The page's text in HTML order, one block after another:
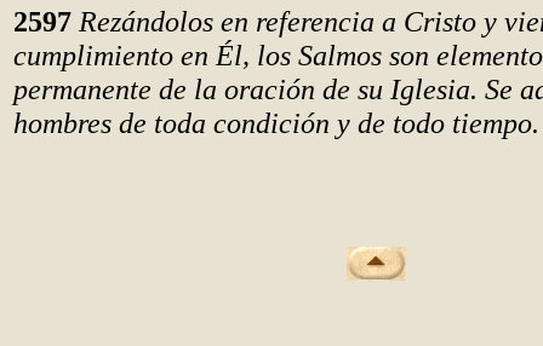
2597 Rezándolos en referencia a Cristo y
cumplimiento en Él, los Salmos son
permanente de la oración de su Iglesia. Se
hombres de toda condición y de todo tiempo.